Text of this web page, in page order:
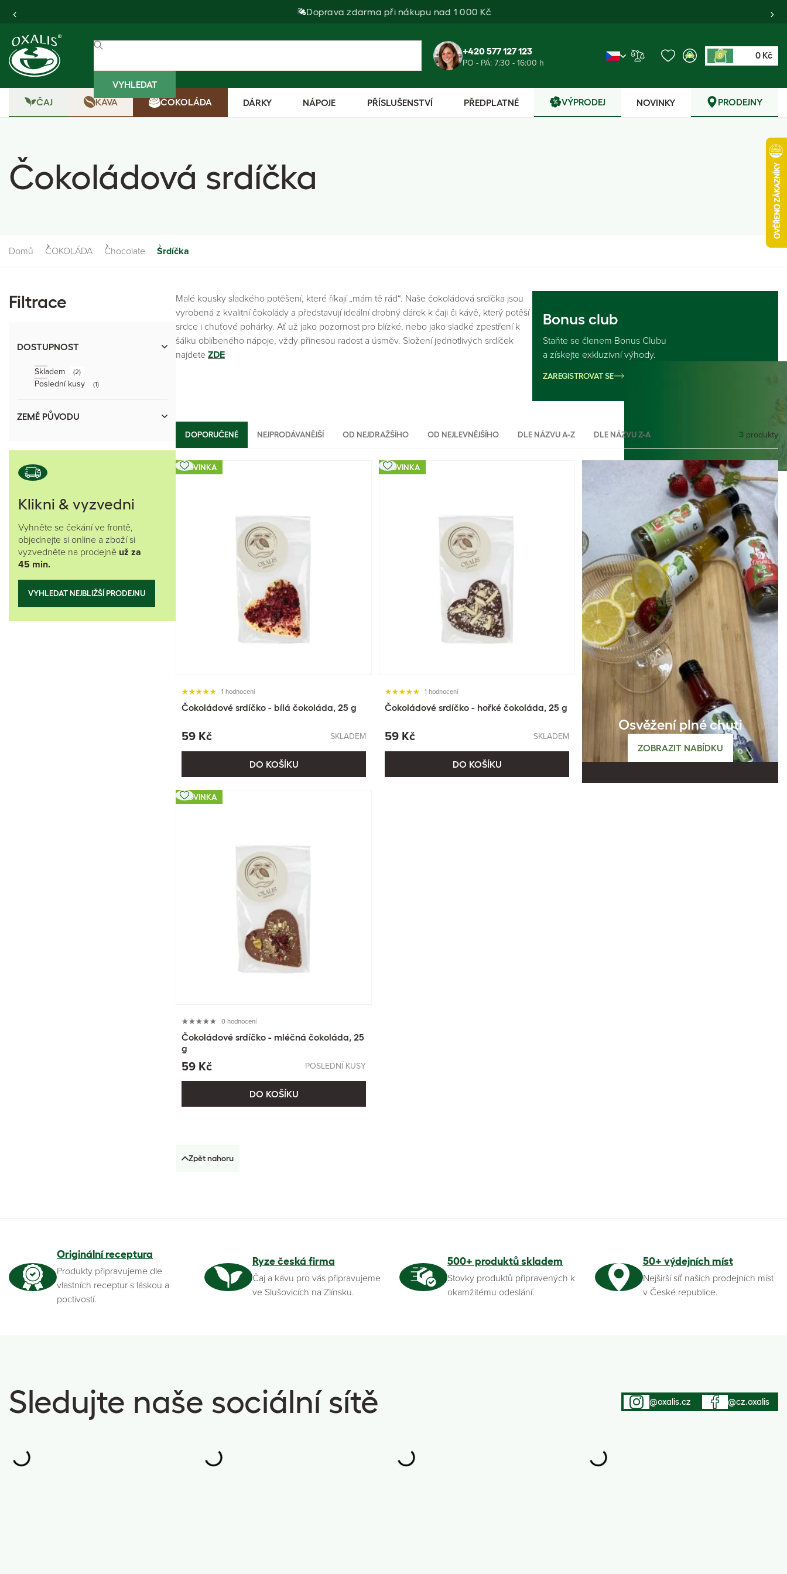
Doprava zdarma při nákupu nad 1 000 Kč
VYHLEDAT
+420 577 127 123
PO - PÁ: 7:30 - 16:00 h
0 0 Kč
ČAJ KÁVA ČOKOLÁDA DÁRKY NÁPOJE PŘÍSLUŠENSTVÍ PŘEDPLATNÉ VÝPRODEJ NOVINKY PRODEJNY
Čokoládová srdíčka
Domů ČOKOLÁDA Chocolate Srdíčka
Filtrace
DOSTUPNOST
Skladem (2)
Poslední kusy (1)
ZEMĚ PŮVODU
Klikni & vyzvedni
Vyhněte se čekání ve frontě,
objednejte si online a zboží si
vyzvedněte na prodejně už za
45 min.
VYHLEDAT NEJBLIŽŠÍ PRODEJNU
Malé kousky sladkého potěšení, které říkají „mám tě rád“. Naše čokoládová srdíčka jsou
vyrobená z kvalitní čokolády a představují ideální drobný dárek k čaji či kávě, který potěší
srdce i chuťové pohárky. Ať už jako pozornost pro blízké, nebo jako sladké zpestření k
šálku oblíbeného nápoje, vždy přinesou radost a úsměv. Složení jednotlivých srdíček
najdeteZDE
Bonus club
Staňte se členem Bonus Clubu
a získejte exkluzivní výhody.
ZAREGISTROVAT SE
DOPORUČENÉ NEJPRODÁVANĚJŠÍ OD NEJDRAŽŠÍHO OD NEJLEVNĚJŠÍHO DLE NÁZVU A-Z DLE NÁZVU Z-A 3 produkty
NOVINKA
1 hodnocení
Čokoládové srdíčko - bílá čokoláda, 25 g
59 Kč SKLADEM
DO KOŠÍKU
NOVINKA
1 hodnocení
Čokoládové srdíčko - hořké čokoláda, 25 g
59 Kč SKLADEM
DO KOŠÍKU
NOVINKA
0 hodnocení
Čokoládové srdíčko - mléčná čokoláda, 25
g
59 Kč POSLEDNÍ KUSY
DO KOŠÍKU
Osvěžení plné chuti
ZOBRAZIT NABÍDKU
Zpět nahoru
Originální receptura
Produkty připravujeme dle
vlastních receptur s láskou a
poctivostí.
Ryze česká firma
Čaj a kávu pro vás připravujeme
ve Slušovicích na Zlínsku.
500+ produktů skladem
Stovky produktů připravených k
okamžitému odeslání.
50+ výdejních míst
Nejširší síť našich prodejních míst
v České republice.
Sledujte naše sociální sítě @oxalis.cz @cz.oxalis